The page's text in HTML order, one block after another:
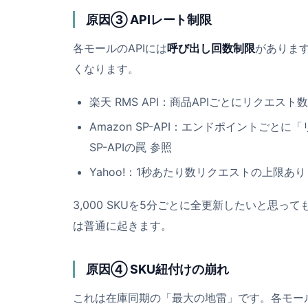
原因③ APIレート制限
各モールのAPIには呼び出し回数制限がありま
くなります。
楽天 RMS API：商品APIごとにリクエスト
Amazon SP-API：エンドポイントごとに
SP-APIの罠 参照
Yahoo!：1秒あたり数リクエストの上限あり
3,000 SKUを5分ごとに全更新したいと思って
は普通に起きます。
原因④ SKU紐付けの崩れ
これは在庫同期の「最大の地雷」です。各モ